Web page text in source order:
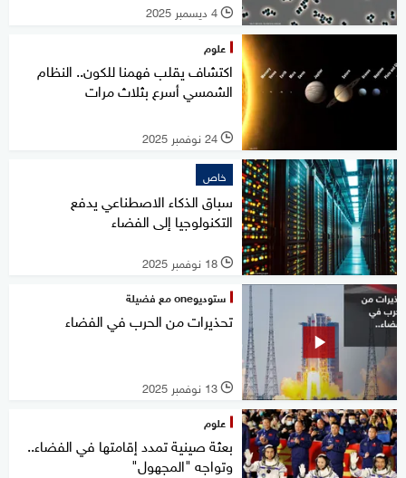
l 4 ديسمبر 2025
علوم
اكتشاف يقلب فهمنا للكون.. النظام
الشمسي أسرع بثلاث مرات
l 24 نوفمبر 2025
خاص
سباق الذكاء الاصطناعي يدفع
التكنولوجيا إلى الفضاء
l 18 نوفمبر 2025
ستوديوone مع فضيلة
تحذيرات من الحرب في الفضاء
l 13 نوفمبر 2025
علوم
بعثة صينية تمدد إقامتها في الفضاء..
وتواجه "المجهول"